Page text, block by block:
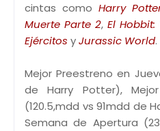
cintas como Harry
Muerte Parte 2,El
Ejércitos yJurassic World.
Mejor Preestreno en
de Harry Potter),
(120.5,mdd vs 91mdd de
Semana de Apertura